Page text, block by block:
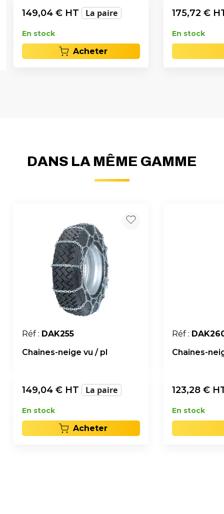
149,04 € HT La paire
En stock
Acheter
175,72 €
En stock
DANS LA MÊME GAMME
Réf : DAK255
Chaines-neige vu / pl
149,04 € HT La paire
En stock
Acheter
Réf :
Chaines-
123,28 €
En stock